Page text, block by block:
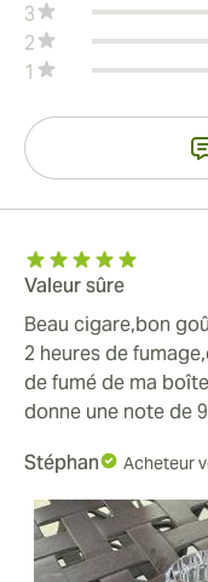
3
2
1
Valeur sûre
Beau cigare,bon
2 heures de
de fumé de ma
donne une note de
Stéphan
Acheteur